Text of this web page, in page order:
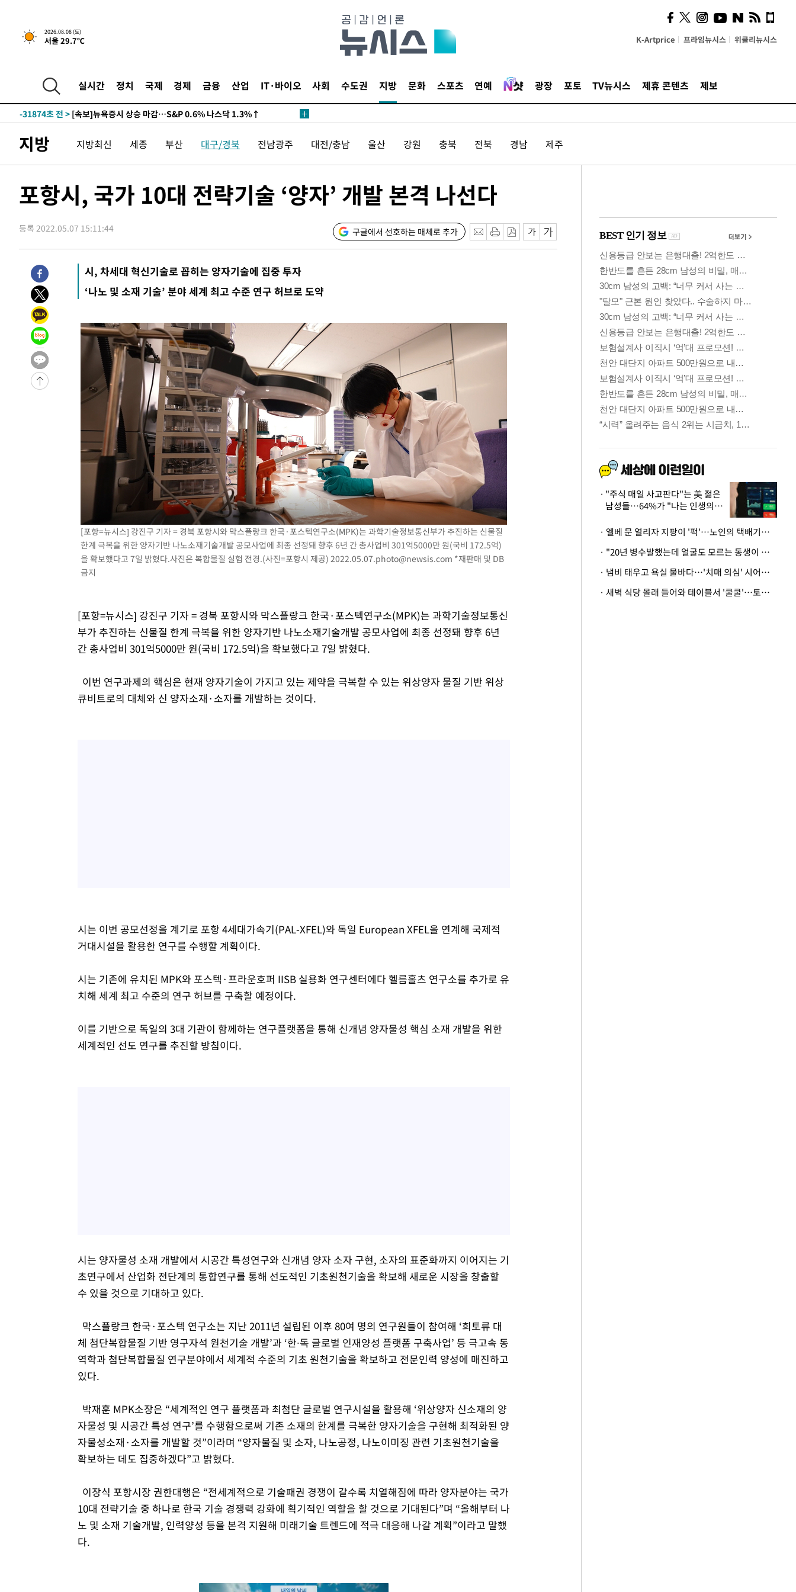
2026.08.08 (토)
서울 29.7℃ K-Artprice 프라임뉴시스 위클리뉴시스
실시간 정치 국제 경제 금융 산업 IT·바이오 사회 수도권 지방 문화 스포츠 연예 광장 포토 TV뉴시스 제휴 콘텐츠 제보
-31874초 전 > [속보]뉴욕증시 상승 마감…S&P 0.6% 나스닥 1.3%↑
지방 지방최신 세종 부산 대구/경북 전남광주 대전/충남 울산 강원 충북 전북 경남 제주
포항시, 국가 10대 전략기술 ‘양자’ 개발 본격 나선다
등록 2022.05.07 15:11:44 구글에서 선호하는 매체로 추가
시, 차세대 혁신기술로 꼽히는 양자기술에 집중 투자
‘나노 및 소재 기술’ 분야 세계 최고 수준 연구 허브로 도약
[포항=뉴시스] 강진구 기자 = 경북 포항시와 막스플랑크 한국·포스텍연구소(MPK)는 과학기술정보통신부가 추진하는 신물질
한계 극복을 위한 양자기반 나노소재기술개발 공모사업에 최종 선정돼 향후 6년 간 총사업비 301억5000만 원(국비 172.5억)
을 확보했다고 7일 밝혔다.사진은 복합물질 실험 전경.(사진=포항시 제공) 2022.05.07.photo@newsis.com *재판매 및 DB
금지
[포항=뉴시스] 강진구 기자 = 경북 포항시와 막스플랑크 한국·포스텍연구소(MPK)는 과학기술정보통신
부가 추진하는 신물질 한계 극복을 위한 양자기반 나노소재기술개발 공모사업에 최종 선정돼 향후 6년
간 총사업비 301억5000만 원(국비 172.5억)을 확보했다고 7일 밝혔다.
이번 연구과제의 핵심은 현재 양자기술이 가지고 있는 제약을 극복할 수 있는 위상양자 물질 기반 위상
큐비트로의 대체와 신 양자소재·소자를 개발하는 것이다.
시는 이번 공모선정을 계기로 포항 4세대가속기(PAL-XFEL)와 독일 European XFEL을 연계해 국제적
거대시설을 활용한 연구를 수행할 계획이다.
시는 기존에 유치된 MPK와 포스텍·프라운호퍼 IISB 실용화 연구센터에다 헬름홀츠 연구소를 추가로 유
치해 세계 최고 수준의 연구 허브를 구축할 예정이다.
이를 기반으로 독일의 3대 기관이 함께하는 연구플랫폼을 통해 신개념 양자물성 핵심 소재 개발을 위한
세계적인 선도 연구를 추진할 방침이다.
시는 양자물성 소재 개발에서 시공간 특성연구와 신개념 양자 소자 구현, 소자의 표준화까지 이어지는 기
초연구에서 산업화 전단계의 통합연구를 통해 선도적인 기초원천기술을 확보해 새로운 시장을 창출할
수 있을 것으로 기대하고 있다.
막스플랑크 한국·포스텍 연구소는 지난 2011년 설립된 이후 80여 명의 연구원들이 참여해 ‘희토류 대
체 첨단복합물질 기반 영구자석 원천기술 개발’과 ‘한∙독 글로벌 인재양성 플랫폼 구축사업’ 등 극고속 동
역학과 첨단복합물질 연구분야에서 세계적 수준의 기초 원천기술을 확보하고 전문인력 양성에 매진하고
있다.
박재훈 MPK소장은 “세계적인 연구 플랫폼과 최첨단 글로벌 연구시설을 활용해 ‘위상양자 신소재의 양
자물성 및 시공간 특성 연구’를 수행함으로써 기존 소재의 한계를 극복한 양자기술을 구현해 최적화된 양
자물성소재·소자를 개발할 것”이라며 “양자물질 및 소자, 나노공정, 나노이미징 관련 기초원천기술을
확보하는 데도 집중하겠다”고 밝혔다.
이장식 포항시장 권한대행은 “전세계적으로 기술패권 경쟁이 갈수록 치열해짐에 따라 양자분야는 국가
10대 전략기술 중 하나로 한국 기술 경쟁력 강화에 획기적인 역할을 할 것으로 기대된다”며 “올해부터 나
노 및 소재 기술개발, 인력양성 등을 본격 지원해 미래기술 트렌드에 적극 대응해 나갈 계획”이라고 말했
다.
시, 스마트폰 액세서리에
NFC 더했다
"주식 매일 사고판다"는 美 젊은
남성들…64%가 "나는 인생의
· 엘베 문 열리자 지팡이 '퍽'…노인의 택배기사 폭행 이유
· "20년 병수발했는데 얼굴도 모르는 동생이 유산 절반을"…배다른 형제 상속권 있을까
· 냄비 태우고 욕실 물바다…'치매 의심' 시어머니 검사 권유했다가 '날벼락'
· 새벽 식당 몰래 들어와 테이블서 '쿨쿨'…토사물 남기고 사라진 남성